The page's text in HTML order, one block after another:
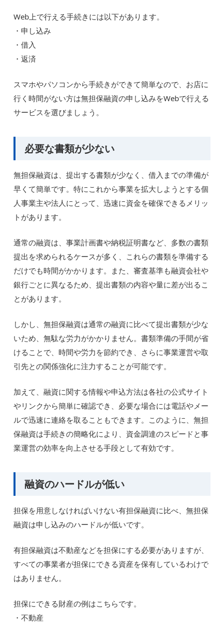
Web上で行える手続きには以下があります。
・申し込み
・借入
・返済
スマホやパソコンから手続きができて簡単なので、お店に
行く時間がない方は無担保融資の申し込みをWebで行える
サービスを選びましょう。
必要な書類が少ない
無担保融資は、提出する書類が少なく、借入までの準備が
早くて簡単です。特にこれから事業を拡大しようとする個
人事業主や法人にとって、迅速に資金を確保できるメリッ
トがあります。
通常の融資は、事業計画書や納税証明書など、多数の書類
提出を求められるケースが多く、これらの書類を準備する
だけでも時間がかかります。また、審査基準も融資会社や
銀行ごとに異なるため、提出書類の内容や量に差が出るこ
とがあります。
しかし、無担保融資は通常の融資に比べて提出書類が少な
いため、無駄な労力がかかりません。書類準備の手間が省
けることで、時間や労力を節約でき、さらに事業運営や取
引先との関係強化に注力することが可能です。
加えて、融資に関する情報や申込方法は各社の公式サイト
やリンクから簡単に確認でき、必要な場合には電話やメー
ルで迅速に連絡を取ることもできます。このように、無担
保融資は手続きの簡略化により、資金調達のスピードと事
業運営の効率を向上させる手段として有効です。
融資のハードルが低い
担保を用意しなければいけない有担保融資に比べ、無担保
融資は申し込みのハードルが低いです。
有担保融資は不動産などを担保にする必要がありますが、
すべての事業者が担保にできる資産を保有しているわけで
はありません。
担保にできる財産の例はこちらです。
・不動産